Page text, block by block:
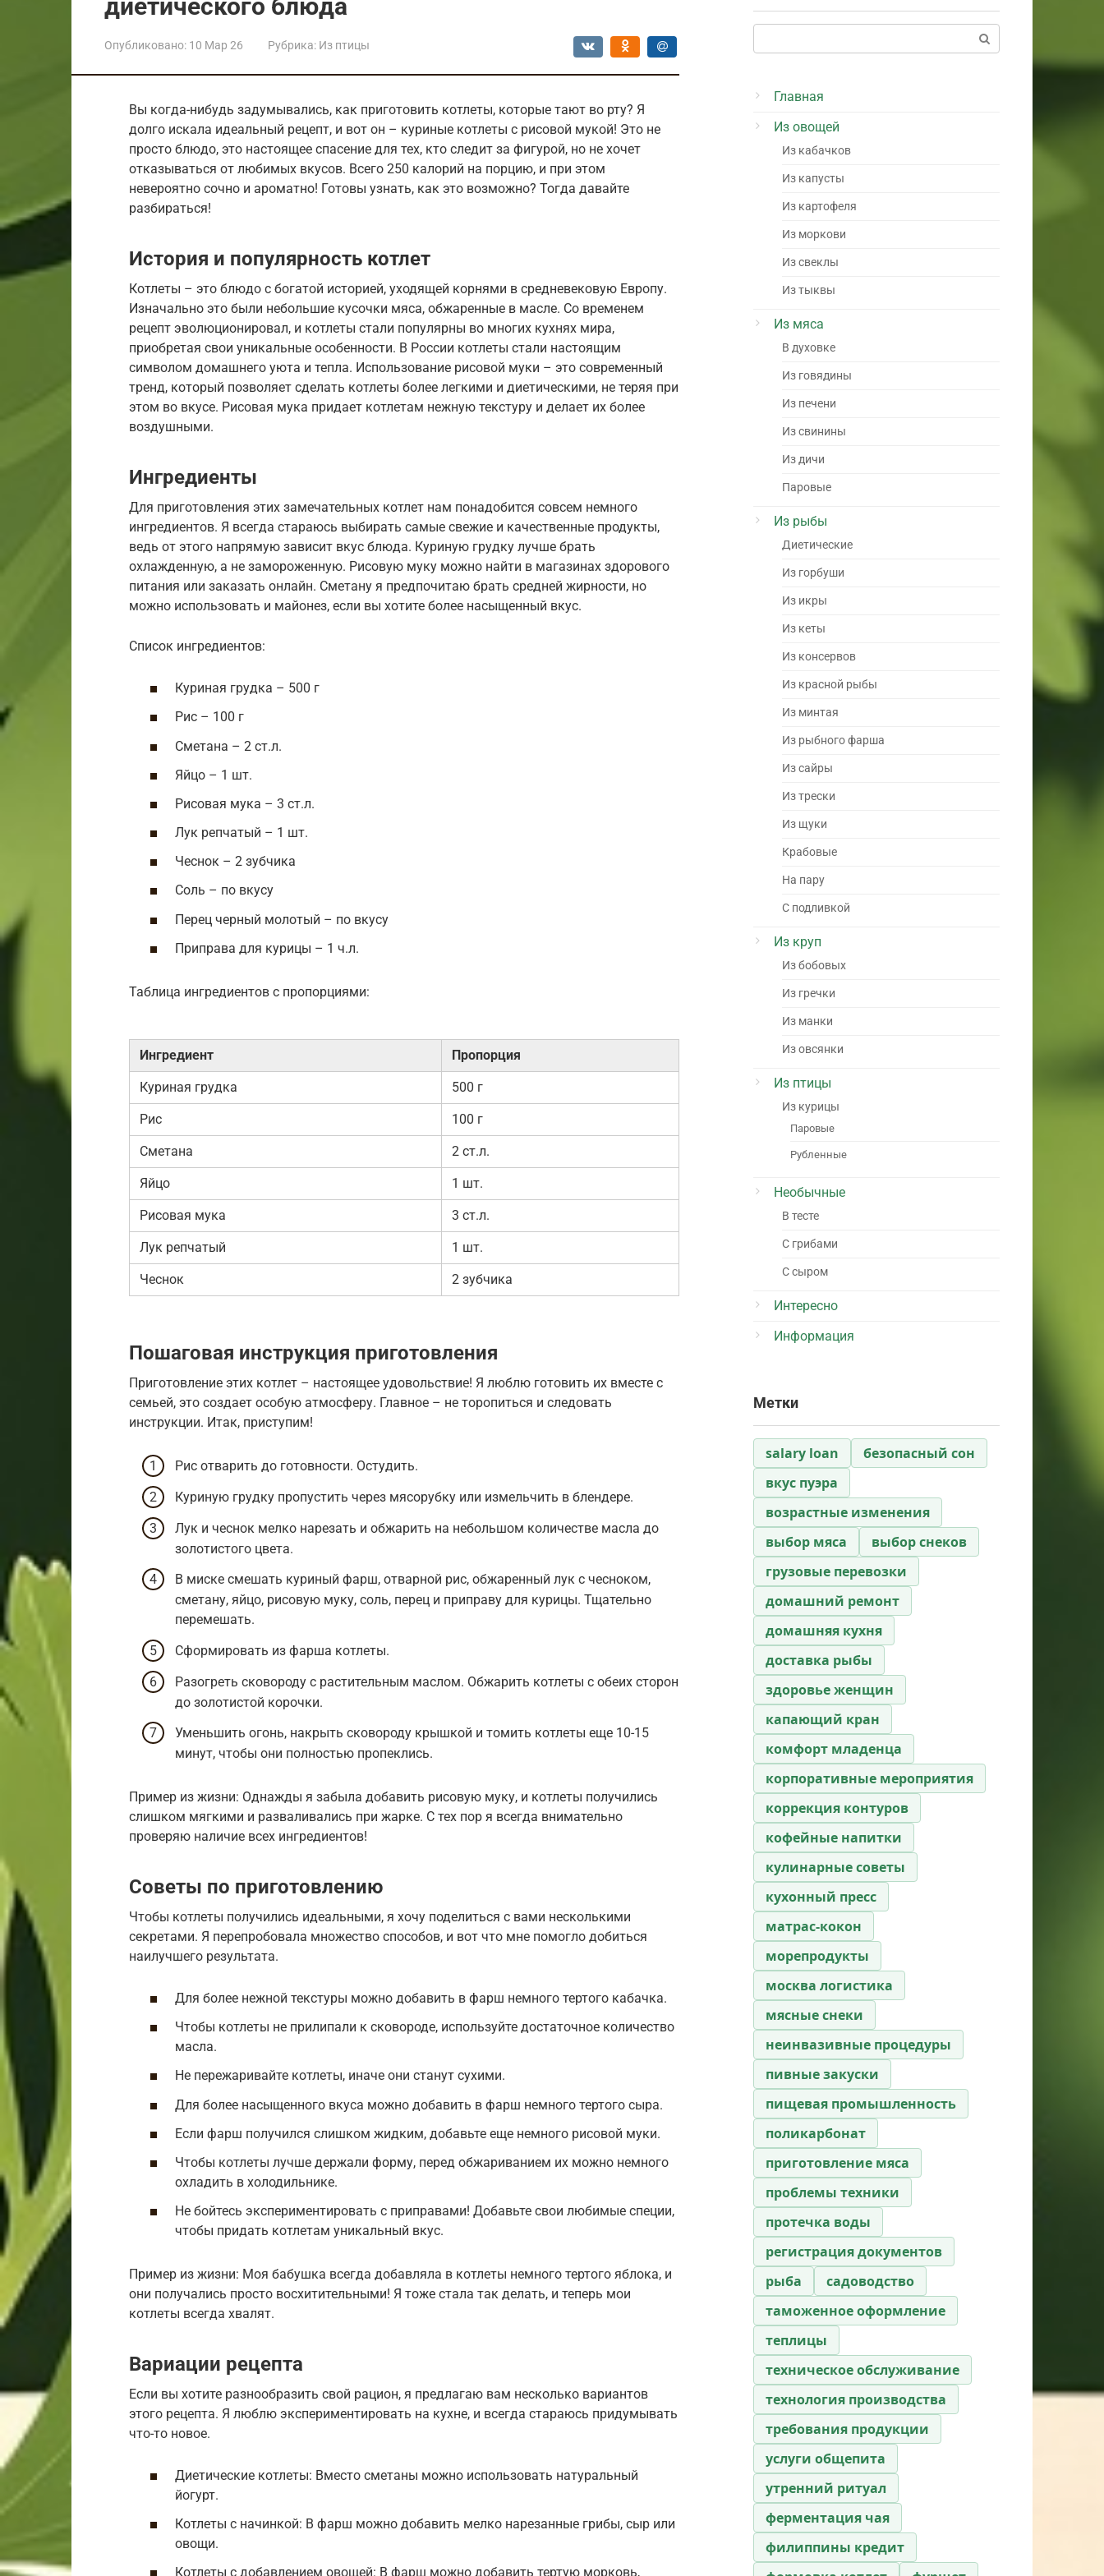
диетического блюда
Опубликовано: 10 Мар 26 Рубрика: Из птицы
Вы когда-нибудь задумывались, как приготовить котлеты, которые тают во рту? Я
долго искала идеальный рецепт, и вот он – куриные котлеты с рисовой мукой! Это не
просто блюдо, это настоящее спасение для тех, кто следит за фигурой, но не хочет
отказываться от любимых вкусов. Всего 250 калорий на порцию, и при этом
невероятно сочно и ароматно! Готовы узнать, как это возможно? Тогда давайте
разбираться!
История и популярность котлет
Котлеты – это блюдо с богатой историей, уходящей корнями в средневековую Европу.
Изначально это были небольшие кусочки мяса, обжаренные в масле. Со временем
рецепт эволюционировал, и котлеты стали популярны во многих кухнях мира,
приобретая свои уникальные особенности. В России котлеты стали настоящим
символом домашнего уюта и тепла. Использование рисовой муки – это современный
тренд, который позволяет сделать котлеты более легкими и диетическими, не теряя при
этом во вкусе. Рисовая мука придает котлетам нежную текстуру и делает их более
воздушными.
Ингредиенты
Для приготовления этих замечательных котлет нам понадобится совсем немного
ингредиентов. Я всегда стараюсь выбирать самые свежие и качественные продукты,
ведь от этого напрямую зависит вкус блюда. Куриную грудку лучше брать
охлажденную, а не замороженную. Рисовую муку можно найти в магазинах здорового
питания или заказать онлайн. Сметану я предпочитаю брать средней жирности, но
можно использовать и майонез, если вы хотите более насыщенный вкус.
Список ингредиентов:
Куриная грудка – 500 г
Рис – 100 г
Сметана – 2 ст.л.
Яйцо – 1 шт.
Рисовая мука – 3 ст.л.
Лук репчатый – 1 шт.
Чеснок – 2 зубчика
Соль – по вкусу
Перец черный молотый – по вкусу
Приправа для курицы – 1 ч.л.
Таблица ингредиентов с пропорциями:
Ингредиент Пропорция
Куриная грудка 500 г
Рис 100 г
Сметана 2 ст.л.
Яйцо 1 шт.
Рисовая мука 3 ст.л.
Лук репчатый 1 шт.
Чеснок 2 зубчика
Пошаговая инструкция приготовления
Приготовление этих котлет – настоящее удовольствие! Я люблю готовить их вместе с
семьей, это создает особую атмосферу. Главное – не торопиться и следовать
инструкции. Итак, приступим!
Рис отварить до готовности. Остудить.
Куриную грудку пропустить через мясорубку или измельчить в блендере.
Лук и чеснок мелко нарезать и обжарить на небольшом количестве масла до
золотистого цвета.
В миске смешать куриный фарш, отварной рис, обжаренный лук с чесноком,
сметану, яйцо, рисовую муку, соль, перец и приправу для курицы. Тщательно
перемешать.
Сформировать из фарша котлеты.
Разогреть сковороду с растительным маслом. Обжарить котлеты с обеих сторон
до золотистой корочки.
Уменьшить огонь, накрыть сковороду крышкой и томить котлеты еще 10-15
минут, чтобы они полностью пропеклись.
Пример из жизни: Однажды я забыла добавить рисовую муку, и котлеты получились
слишком мягкими и разваливались при жарке. С тех пор я всегда внимательно
проверяю наличие всех ингредиентов!
Советы по приготовлению
Чтобы котлеты получились идеальными, я хочу поделиться с вами несколькими
секретами. Я перепробовала множество способов, и вот что мне помогло добиться
наилучшего результата.
Для более нежной текстуры можно добавить в фарш немного тертого кабачка.
Чтобы котлеты не прилипали к сковороде, используйте достаточное количество
масла.
Не пережаривайте котлеты, иначе они станут сухими.
Для более насыщенного вкуса можно добавить в фарш немного тертого сыра.
Если фарш получился слишком жидким, добавьте еще немного рисовой муки.
Чтобы котлеты лучше держали форму, перед обжариванием их можно немного
охладить в холодильнике.
Не бойтесь экспериментировать с приправами! Добавьте свои любимые специи,
чтобы придать котлетам уникальный вкус.
Пример из жизни: Моя бабушка всегда добавляла в котлеты немного тертого яблока, и
они получались просто восхитительными! Я тоже стала так делать, и теперь мои
котлеты всегда хвалят.
Вариации рецепта
Если вы хотите разнообразить свой рацион, я предлагаю вам несколько вариантов
этого рецепта. Я люблю экспериментировать на кухне, и всегда стараюсь придумывать
что-то новое.
Диетические котлеты: Вместо сметаны можно использовать натуральный
йогурт.
Котлеты с начинкой: В фарш можно добавить мелко нарезанные грибы, сыр или
овощи.
Котлеты с добавлением овощей: В фарш можно добавить тертую морковь,
Главная
Из овощей
Из кабачков
Из капусты
Из картофеля
Из моркови
Из свеклы
Из тыквы
Из мяса
В духовке
Из говядины
Из печени
Из свинины
Из дичи
Паровые
Из рыбы
Диетические
Из горбуши
Из икры
Из кеты
Из консервов
Из красной рыбы
Из минтая
Из рыбного фарша
Из сайры
Из трески
Из щуки
Крабовые
На пару
С подливкой
Из круп
Из бобовых
Из гречки
Из манки
Из овсянки
Из птицы
Из курицы
Паровые
Рубленные
Необычные
В тесте
С грибами
С сыром
Интересно
Информация
Метки
salary loan
безопасный сон
вкус пуэра
возрастные изменения
выбор мяса
выбор снеков
грузовые перевозки
домашний ремонт
домашняя кухня
доставка рыбы
здоровье женщин
капающий кран
комфорт младенца
корпоративные мероприятия
коррекция контуров
кофейные напитки
кулинарные советы
кухонный пресс
матрас-кокон
морепродукты
москва логистика
мясные снеки
неинвазивные процедуры
пивные закуски
пищевая промышленность
поликарбонат
приготовление мяса
проблемы техники
протечка воды
регистрация документов
рыба
садоводство
таможенное оформление
теплицы
техническое обслуживание
технология производства
требования продукции
услуги общепита
утренний ритуал
ферментация чая
филиппины кредит